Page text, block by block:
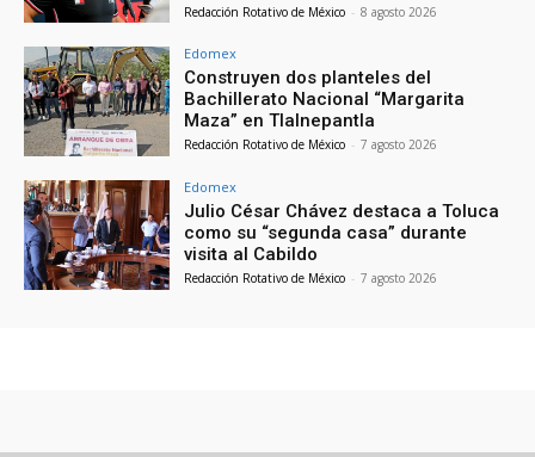
Redacción Rotativo de México - 8 agosto 2026
Edomex
Construyen dos planteles del
Bachillerato Nacional “Margarita
Maza” en Tlalnepantla
Redacción Rotativo de México - 7 agosto 2026
Edomex
Julio César Chávez destaca a Toluca
como su “segunda casa” durante
visita al Cabildo
Redacción Rotativo de México - 7 agosto 2026